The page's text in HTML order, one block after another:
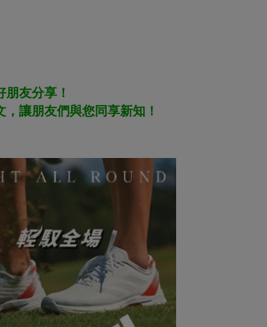
友分享！
，讓朋友們與您同享新知！